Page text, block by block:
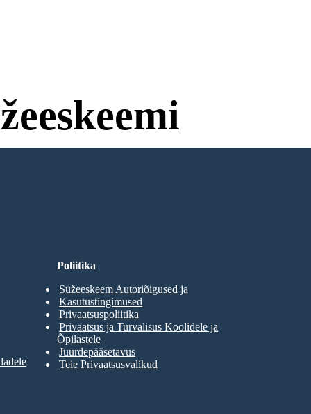
ega Sisselogimist!
Poliitika
Süžeeskeem Autoriõigused ja
Kasutustingimused
Privaatsuspoliitika
Privaatsus ja Turvalisus Koolidele ja
Õpilastele
Juurdepääsetavus
Teie Privaatsusvalikud